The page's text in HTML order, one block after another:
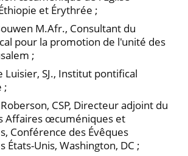
et Érythrée ;
M.Afr., Consultant du
pour la promotion de l'unité des
;
Luisier, SJ., Institut pontifical
;
CSP, Directeur adjoint du
Affaires œcuméniques et
Conférence des Évêques
États-Unis, Washington, DC ;